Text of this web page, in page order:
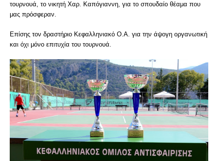
τουρνουά, το νικητή Χαρ. Καπόγιαννη, για το σπουδαίο θέαμα που
μας πρόσφεραν.
Επίσης τον δραστήριο Κεφαλληνιακό Ο.Α. για την άψογη οργανωτική
και όχι μόνο επιτυχία του τουρνουά.